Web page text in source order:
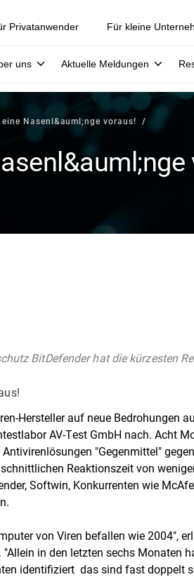
Privatanwender Für kleine
uns Aktuelle Meldungen
eine Nasenl&auml;nge voraus!
BitDefender hat die kürzesten
Hersteller auf neue Bedrohungen
AV-Test GmbH nach. Acht
"Gegenmittel"
Reaktionszeit von
Softwin, Konkurrenten wie
von Viren befallen wie 2004",
in den letzten sechs Monaten
identifiziert  das sind fast